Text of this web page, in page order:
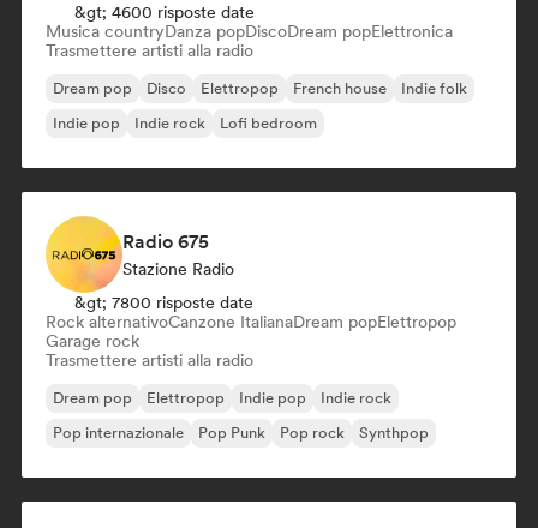
&gt; 4600 risposte date
Musica countryDanza popDiscoDream popElettronica
Trasmettere artisti alla radio
Dream pop Disco Elettropop French house
Indie folk
Indie pop
Indie rock Lofi bedroom
Radio 675
Stazione Radio
&gt; 7800 risposte date
Rock alternativoCanzone ItalianaDream popElettropop
Garage rock
Trasmettere artisti alla radio
Dream pop Elettropop Indie pop
Indie rock
Pop internazionale
Pop Punk Pop rock Synthpop